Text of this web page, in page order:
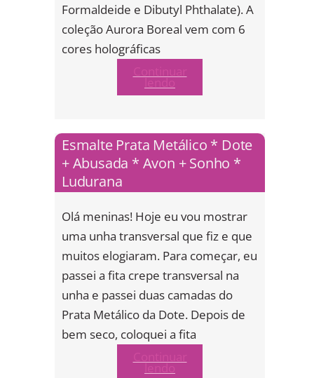
Formaldeide e Dibutyl Phthalate). A
coleção Aurora Boreal vem com 6
cores holográficas
lendo
Esmalte Prata Metálico * Dote
+ Abusada * Avon + Sonho *
Ludurana
Olá meninas! Hoje eu vou mostrar
uma unha transversal que fiz e que
muitos elogiaram. Para começar, eu
passei a fita crepe transversal na
unha e passei duas camadas do
Prata Metálico da Dote. Depois de
bem seco, coloquei a fita
lendo